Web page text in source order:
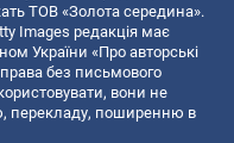
ТОВ «Золота середина».
Images редакція має
України «Про авторські
без письмового
вони не
перекладу, поширенню в